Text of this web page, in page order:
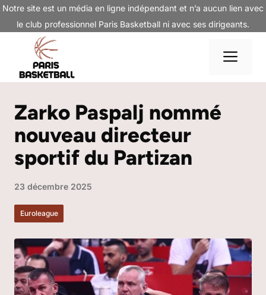
Aller
contenu
Notre site est un média en ligne indépendant et n’a aucun lien avec
le club professionnel Paris Basketball ni avec ses dirigeants.
Zarko Paspalj nommé
nouveau directeur
sportif du Partizan
23 décembre 2025
Euroleague